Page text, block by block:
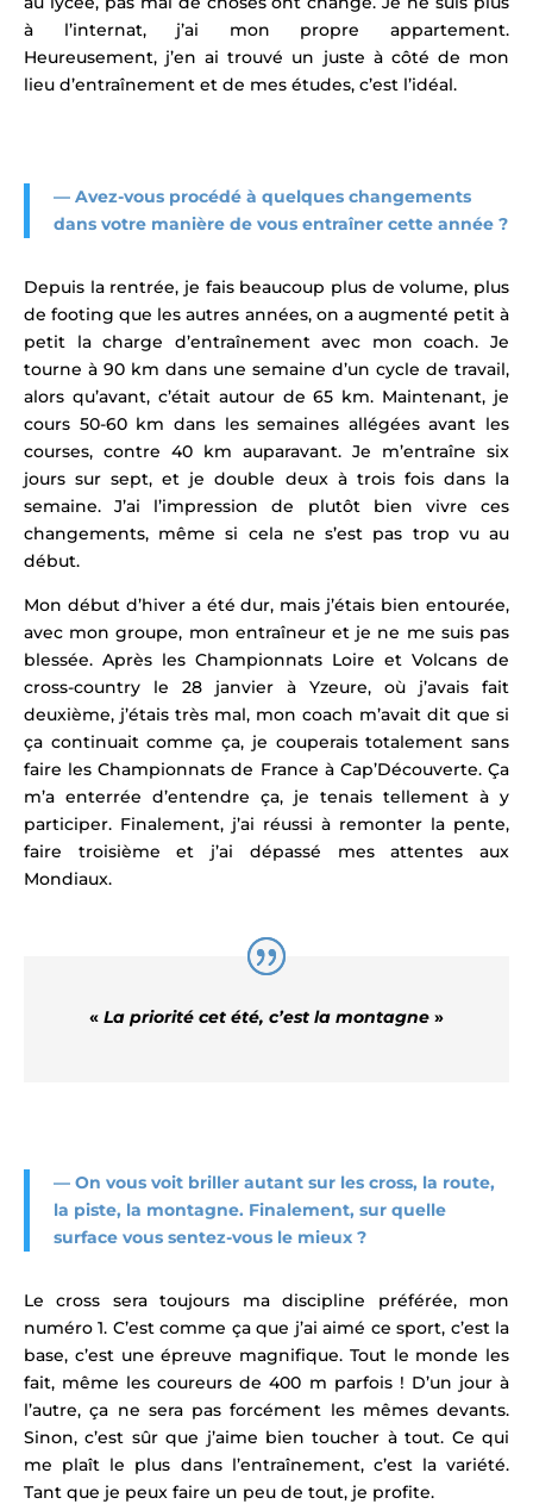
à l’internat, j’ai mon propre appartement.
Heureusement, j’en ai trouvé un juste à côté de mon
lieu d’entraînement et de mes études, c’est l’idéal.
— Avez-vous procédé à quelques changements
dans votre manière de vous entraîner cette année ?
Depuis la rentrée, je fais beaucoup plus de volume, plus
de footing que les autres années, on a augmenté petit à
petit la charge d’entraînement avec mon coach. Je
tourne à 90 km dans une semaine d’un cycle de travail,
alors qu’avant, c’était autour de 65 km. Maintenant, je
cours 50-60 km dans les semaines allégées avant les
courses, contre 40 km auparavant. Je m’entraîne six
jours sur sept, et je double deux à trois fois dans la
semaine. J’ai l’impression de plutôt bien vivre ces
changements, même si cela ne s’est pas trop vu au
début.
Mon début d’hiver a été dur, mais j’étais bien entourée,
avec mon groupe, mon entraîneur et je ne me suis pas
blessée. Après les Championnats Loire et Volcans de
cross-country le 28 janvier à Yzeure, où j’avais fait
deuxième, j’étais très mal, mon coach m’avait dit que si
ça continuait comme ça, je couperais totalement sans
faire les Championnats de France à Cap’Découverte. Ça
m’a enterrée d’entendre ça, je tenais tellement à y
participer. Finalement, j’ai réussi à remonter la pente,
faire troisième et j’ai dépassé mes attentes aux
Mondiaux.
« La priorité cet été, c’est la montagne »
— On vous voit briller autant sur les cross, la route,
la piste, la montagne. Finalement, sur quelle
surface vous sentez-vous le mieux ?
Le cross sera toujours ma discipline préférée, mon
numéro 1. C’est comme ça que j’ai aimé ce sport, c’est la
base, c’est une épreuve magnifique. Tout le monde les
fait, même les coureurs de 400 m parfois ! D’un jour à
l’autre, ça ne sera pas forcément les mêmes devants.
Sinon, c’est sûr que j’aime bien toucher à tout. Ce qui
me plaît le plus dans l’entraînement, c’est la variété.
Tant que je peux faire un peu de tout, je profite.